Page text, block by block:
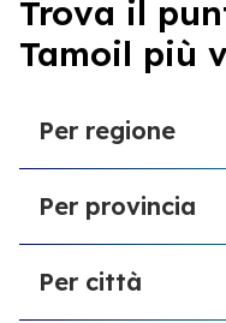
Trova il
Tamoil più
Per regione
Umbria
Piemonte
Molise
Toscana
Per provincia
Libero consorzio
Ente di
Per città